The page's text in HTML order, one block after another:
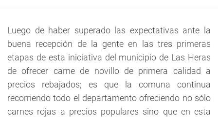
Luego de haber superado las expectativas ante la
buena recepción de la gente en las tres primeras
etapas de esta iniciativa del municipio de Las Heras
de ofrecer carne de novillo de primera calidad a
precios rebajados; es que la comuna continua
recorriendo todo el departamento ofreciendo no sólo
carnes rojas a precios populares sino que en esta